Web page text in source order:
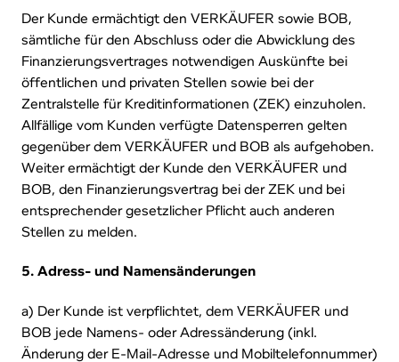
Der Kunde ermächtigt den VERKÄUFER sowie BOB,
sämtliche für den Abschluss oder die Abwicklung des
Finanzierungsvertrages notwendigen Auskünfte bei
öffentlichen und privaten Stellen sowie bei der
Zentralstelle für Kreditinformationen (ZEK) einzuholen.
Allfällige vom Kunden verfügte Datensperren gelten
gegenüber dem VERKÄUFER und BOB als aufgehoben.
Weiter ermächtigt der Kunde den VERKÄUFER und
BOB, den Finanzierungsvertrag bei der ZEK und bei
entsprechender gesetzlicher Pflicht auch anderen
Stellen zu melden.
5. Adress- und Namensänderungen
a) Der Kunde ist verpflichtet, dem VERKÄUFER und
BOB jede Namens- oder Adressänderung (inkl.
Änderung der E-Mail-Adresse und Mobiltelefonnummer)